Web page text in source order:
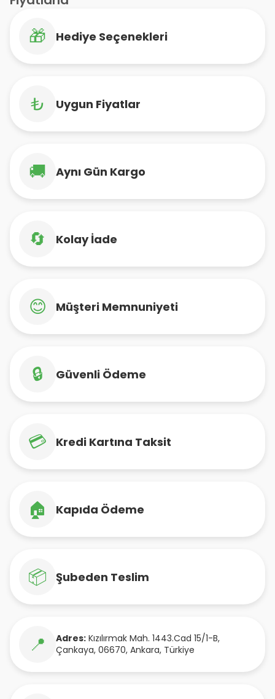
🎁 Hediye Seçenekleri
₺ Uygun Fiyatlar
🚚 Aynı Gün Kargo
🔄 Kolay İade
😊 Müşteri Memnuniyeti
🔒 Güvenli Ödeme
💳 Kredi Kartına Taksit
🏠 Kapıda Ödeme
📦 Şubeden Teslim
📍 Adres: Kızılırmak Mah. 1443.Cad 15/1-B,
Çankaya, 06670, Ankara, Türkiye